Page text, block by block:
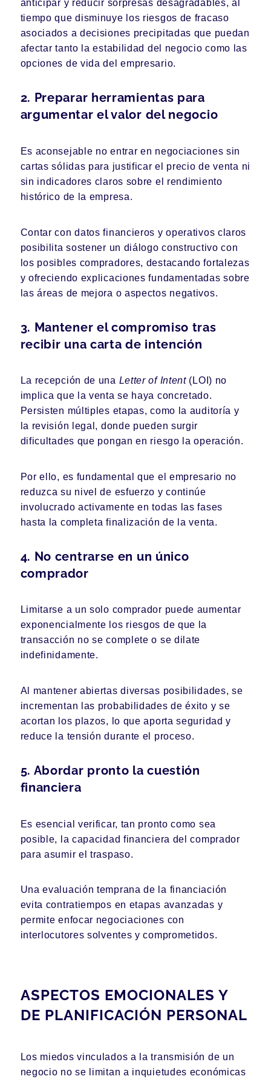
anticipar y reducir sorpresas desagradables, al
tiempo que disminuye los riesgos de fracaso
asociados a decisiones precipitadas que puedan
afectar tanto la estabilidad del negocio como las
opciones de vida del empresario.
2. Preparar herramientas para
argumentar el valor del negocio
Es aconsejable no entrar en negociaciones sin
cartas sólidas para justificar el precio de venta ni
sin indicadores claros sobre el rendimiento
histórico de la empresa.
Contar con datos financieros y operativos claros
posibilita sostener un diálogo constructivo con
los posibles compradores, destacando fortalezas
y ofreciendo explicaciones fundamentadas sobre
las áreas de mejora o aspectos negativos.
3. Mantener el compromiso tras
recibir una carta de intención
La recepción de una Letter of Intent(LOI) no
implica que la venta se haya concretado.
Persisten múltiples etapas, como la auditoría y
la revisión legal, donde pueden surgir
dificultades que pongan en riesgo la operación.
Por ello, es fundamental que el empresario no
reduzca su nivel de esfuerzo y continúe
involucrado activamente en todas las fases
hasta la completa finalización de la venta.
4. No centrarse en un único
comprador
Limitarse a un solo comprador puede aumentar
exponencialmente los riesgos de que la
transacción no se complete o se dilate
indefinidamente.
Al mantener abiertas diversas posibilidades, se
incrementan las probabilidades de éxito y se
acortan los plazos, lo que aporta seguridad y
reduce la tensión durante el proceso.
5. Abordar pronto la cuestión
financiera
Es esencial verificar, tan pronto como sea
posible, la capacidad financiera del comprador
para asumir el traspaso.
Una evaluación temprana de la financiación
evita contratiempos en etapas avanzadas y
permite enfocar negociaciones con
interlocutores solventes y comprometidos.
ASPECTOS EMOCIONALES Y
DE PLANIFICACIÓN PERSONAL
Los miedos vinculados a la transmisión de un
negocio no se limitan a inquietudes económicas